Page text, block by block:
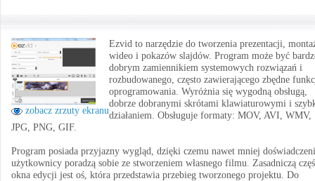
zobacz zrzuty ekranu
Ezvid to narzędzie do tworzenia prezentacji,
wideo i pokazów slajdów. Program może być
dobrym zamiennikiem systemowych rozwiązań i
rozbudowanego, często zawierającego zbędne
oprogramowania. Wyróżnia się wygodną obsługą,
dobrze dobranymi skrótami klawiaturowymi i
działaniem. Obsługuje formaty: MOV, AVI, WMV,
JPG, PNG, GIF.
Program posiada przyjazny wygląd, dzięki czemu nawet mniej doświadczeni
użytkownicy poradzą sobie ze stworzeniem własnego filmu. Zasadniczą
okna edycji jest oś, która przedstawia przebieg tworzonego projektu. Do